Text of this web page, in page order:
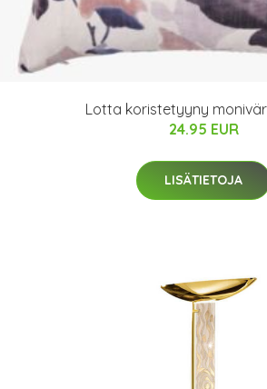
Lotta koristetyyny
24.95 EUR
LISÄTIETOJA